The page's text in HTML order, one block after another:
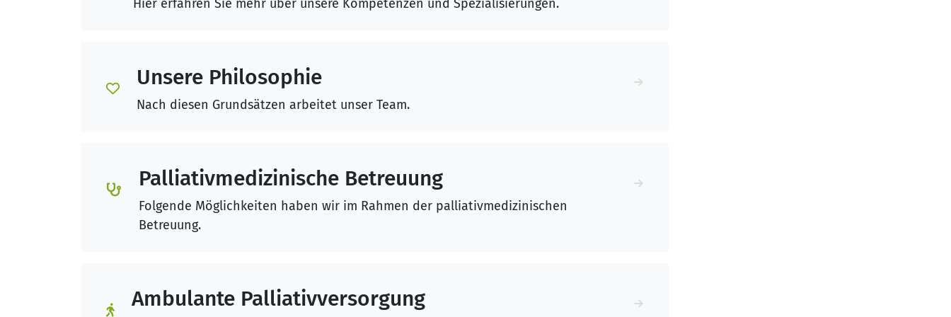
Hier erfahren Sie mehr über unsere Kompetenzen und Spezialisierungen.
Unsere Philosophie
Nach diesen Grundsätzen arbeitet unser Team.
Palliativmedizinische Betreuung
Folgende Möglichkeiten haben wir im Rahmen der palliativmedizinischen
Betreuung.
Ambulante Palliativversorgung